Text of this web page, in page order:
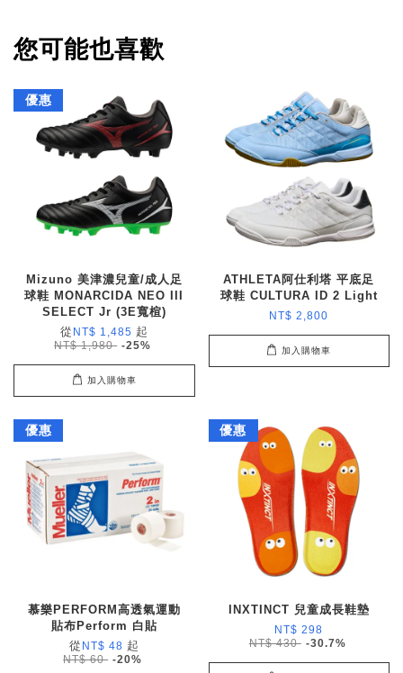
您可能也喜歡
優惠
Mizuno 美津濃兒童/成人足
球鞋 MONARCIDA NEO III
SELECT Jr (3E寬楦)
從 NT$ 1,485 起
NT$ 1,980 -25%
加入購物車
ATHLETA阿仕利塔 平底足
球鞋 CULTURA ID 2 Light
NT$ 2,800
加入購物車
優惠
慕樂PERFORM高透氣運動
貼布Perform 白貼
從 NT$ 48 起
NT$ 60 -20%
優惠
INXTINCT 兒童成長鞋墊
NT$ 298
NT$ 430 -30.7%